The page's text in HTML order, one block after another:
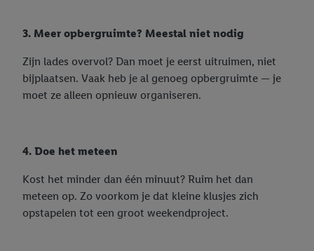
3. Meer opbergruimte? Meestal niet nodig
Zijn lades overvol? Dan moet je eerst uitruimen, niet
bijplaatsen. Vaak heb je al genoeg opbergruimte — je
moet ze alleen opnieuw organiseren.
4. Doe het meteen
Kost het minder dan één minuut? Ruim het dan
meteen op. Zo voorkom je dat kleine klusjes zich
opstapelen tot een groot weekendproject.